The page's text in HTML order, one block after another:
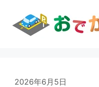
2026年6月5日